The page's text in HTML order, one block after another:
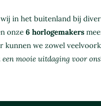
in het buitenland bij
onze 6 horlogemakers
we zowel
een mooie uitdaging voor